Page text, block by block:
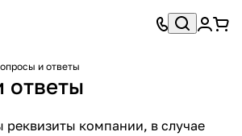
и ответы
ответы
компании, в случае